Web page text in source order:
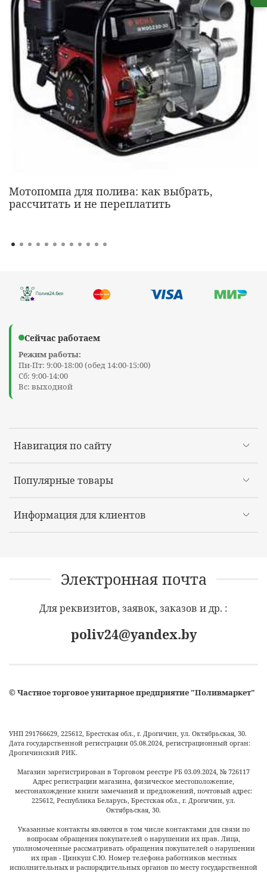
Мотопомпа для полива: как выбрать,
рассчитать и не переплатить
Навигация по сайту
Популярные товары
Информация для клиентов
Сейчас работаем
Режим работы:
Пн-Пт: 9:00-18:00 (обед 14:00-15:00)
Сб: 9:00-14:00
Вс: выходной
Электронная почта
Для реквизитов, заявок, заказов и др. :
poliv24@yandex.by
©Частное торговое унитарное предприятие "Поливмаркет"
УНП 291766629, 225612, Брестская обл., г. Дрогичин, ул. Октябрьская, 30.
Дата государственной регистрации 05.08.2024, регистрационный орган:
Дрогичинский РИК.
Магазин зарегистрирован в Торговом реестре РБ 03.09.2024 , № 726117
Адрес регистрации магазина, физическое местоположение,
местонахождение книги замечаний и предложений, почтовый адрес:
225612, Республика Беларусь, Брестская обл., г. Дрогичин, ул.
Октябрьская, 30.
Указанные контакты являются в том числе контактами для связи по
вопросам обращения покупателей о нарушении их прав. Лица,
уполномоченные рассматривать обращения покупателей о нарушении
их прав - Цинкуш С.Ю. Номер телефона работников местных
исполнительных и распорядительных органов по месту государственной